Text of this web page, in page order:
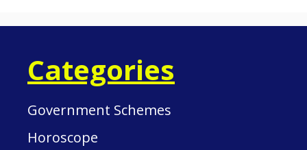
Categories
Government Schemes
Horoscope